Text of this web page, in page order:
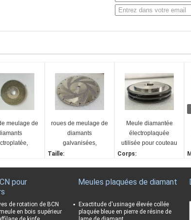
meulage de
40 mm,
roues de meulage de
diamants
galvanisées,
diamètre 230 mm,
Taille:
Électropulaire
Application:
Meule diamantée
électroplaquée
utilisée pour couteau
à éplucher,
Corps:
100 mm
Électropulaire
Grit Number:
pour
de rotation de BCN
en bois supérieur
Meules plaquées de diamant
Exactitude d'usinage élevée collée
plaquée bleue en pierre de résine de